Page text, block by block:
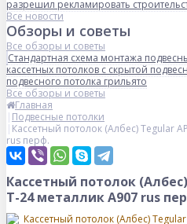
разрешил рекламировать
Все новости
Обзоры и советы
Все обзоры и советы
Стандартная схема монтажа
кассетных потолков с скрытой
подвесного потолка грильято
Все обзоры и советы
Главная
Подвесные потолки
Кассетный потолок (Албес) Tegular
rus перф.
Кассетный потолок
Т-24 металлик А907 rus